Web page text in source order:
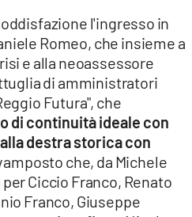
l'ingresso in
Romeo, che insieme a
e alla neoassessore
di amministratori
Futura", che
di continuità ideale con
destra storica con
che, da Michele
Ciccio Franco, Renato
Franco, Giuseppe